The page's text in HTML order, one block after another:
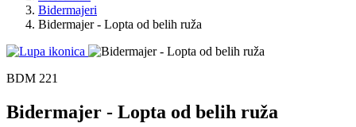
Bidermajeri
Bidermajer - Lopta od belih ruža
BDM 221
Bidermajer - Lopta od belih ruža